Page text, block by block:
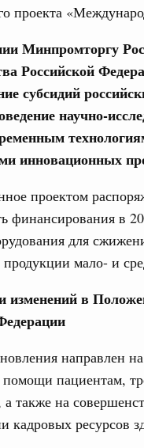
проекта
Минпромторгу
Российской
субсидий
научно-
инновационных
проектом
финансирования в
для
продукции мало- и
изменений в
направлен
пациентам,
также на
кадровых ресурсов
четверг
2 июля 2026 года
понедельник
с
июня, четверг
25 июня 2026
июня, четверг
в работе
связей и
понедельник
с рабочим визитом